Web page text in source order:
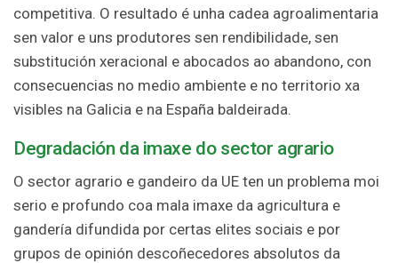
competitiva. O resultado é unha cadea agroalimentaria
sen valor e uns produtores sen rendibilidade, sen
substitución xeracional e abocados ao abandono, con
consecuencias no medio ambiente e no territorio xa
visibles na Galicia e na España baldeirada.
Degradación da imaxe do sector agrario
O sector agrario e gandeiro da UE ten un problema moi
serio e profundo coa mala imaxe da agricultura e
gandería difundida por certas elites sociais e por
grupos de opinión descoñecedores absolutos da